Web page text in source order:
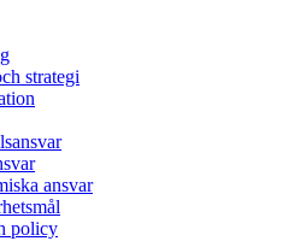
strategi
ansvar
policy